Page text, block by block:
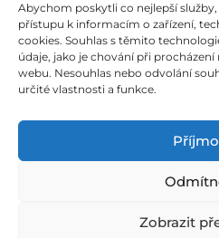
Abychom poskytli co nejlepší
přístupu k informacím o zařízení,
cookies. Souhlas s těmito
údaje, jako je chování při
webu. Nesouhlas nebo odvolání
určité vlastnosti a funkce.
Zobrazit
SOCIÁLNÍ SÍTĚ
Při poskytování našich služeb
|Ochrana